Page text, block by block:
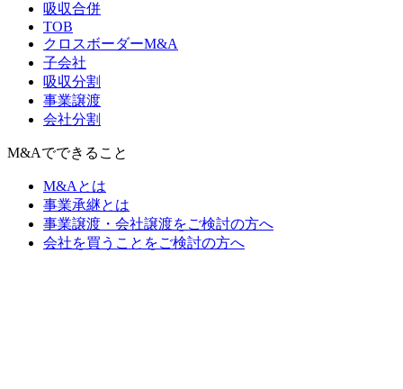
吸収合併
TOB
クロスボーダーM&A
子会社
吸収分割
事業譲渡
会社分割
M&Aでできること
M&Aとは
事業承継とは
事業譲渡・会社譲渡をご検討の方へ
会社を買うことをご検討の方へ